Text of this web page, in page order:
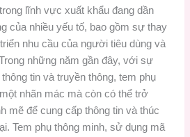
lĩnh vực xuất khẩu đang dần
của nhiều yếu tố, bao gồm sự thay
nhu cầu của người tiêu dùng và
những năm gần đây, với sự
tin và truyền thông, tem phụ
nhãn mác mà còn có thể trở
mẽ để cung cấp thông tin và thúc
Tem phụ thông minh, sử dụng mã